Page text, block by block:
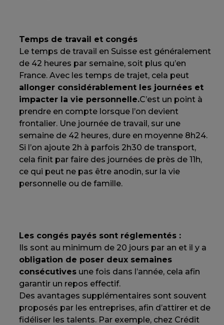
Temps de travail et congés
Le temps de travail en Suisse est généralement
de 42 heures par semaine, soit plus qu’en
France. Avec les temps de trajet, cela peut
allonger considérablement les journées et
impacter la vie personnelle.C’est un point à
prendre en compte lorsque l’on devient
frontalier. Une journée de travail, sur une
semaine de 42 heures, dure en moyenne 8h24.
Si l’on ajoute 2h à parfois 2h30 de transport,
cela finit par faire des journées de près de 11h,
ce qui peut ne pas être anodin, sur la vie
personnelle ou de famille.
Les congés payés sont réglementés :
Ils sont au minimum de 20 jours par an et il y a
obligation de poser deux semaines
consécutives une fois dans l’année, cela afin
garantir un repos effectif.
Des avantages supplémentaires sont souvent
proposés par les entreprises, afin d’attirer et de
fidéliser les talents. Par exemple, chez Crédit